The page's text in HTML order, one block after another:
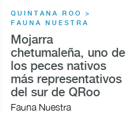
QUINTANA ROO >
FAUNA NUESTRA
Mojarra
chetumaleña, uno de
los peces nativos
más representativos
del sur de QRoo
Fauna Nuestra